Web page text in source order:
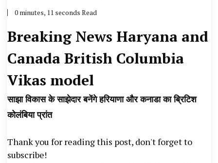
Police Action, Haryana Porotet Update,
News, Student Portest News, Kisan Protest
News, AHN News, Abtak Haryana News,
0 minutes, 11 seconds Read
Breaking News Haryana and
Canada British Columbia
Vikas model
साझा विकास के साझेदार बनेंगे हरियाणा और कनाडा का ब्रिटिश
कोलंबिया प्रांत
Thank you for reading this post, don't forget to
subscribe!